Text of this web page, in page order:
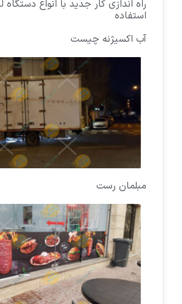
راه اندازی کار جدید با انواع
استفاده
آب اکسیژنه چیست
مبلمان رست